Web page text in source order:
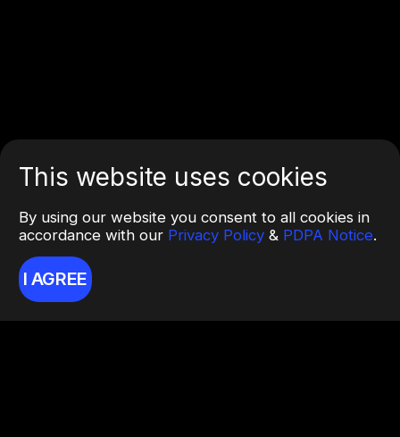
This website uses cookies
By using our website you consent to all cookies in
accordance with our Privacy Policy & PDPA Notice.
I AGREE